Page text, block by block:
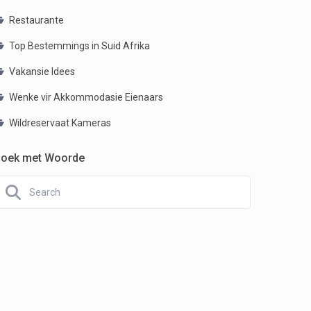
Restaurante
Top Bestemmings in Suid Afrika
Vakansie Idees
Wenke vir Akkommodasie Eienaars
Wildreservaat Kameras
met Woorde